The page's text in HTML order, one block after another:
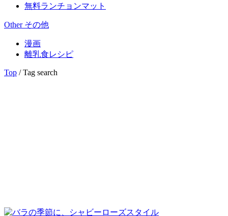
無料ランチョンマット
Other その他
漫画
離乳食レシピ
Top / Tag search